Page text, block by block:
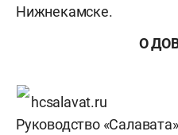
Нижнекамске.
О
hcsalavat.ru
Руководство